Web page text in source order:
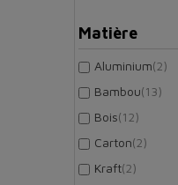
Matière
Aluminium(2)
Bambou(13)
Bois(12)
Carton(2)
Kraft(2)